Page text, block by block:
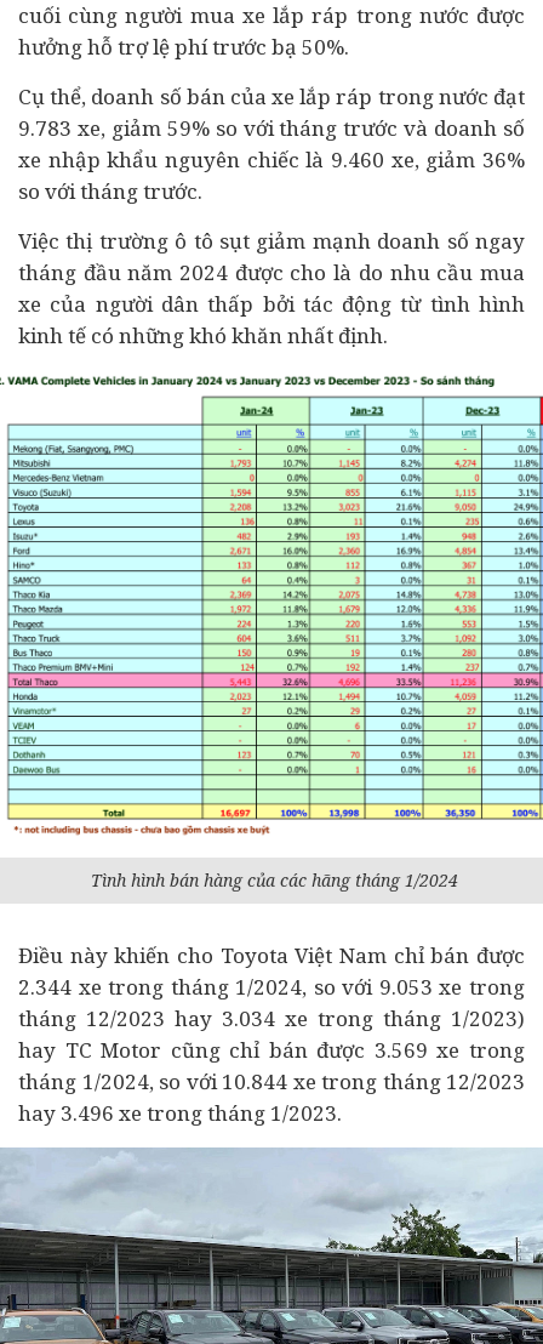
cuối cùng người mua xe lắp ráp trong nước được
hưởng hỗ trợ lệ phí trước bạ 50%.
Cụ thể, doanh số bán của xe lắp ráp trong nước đạt
9.783 xe, giảm 59% so với tháng trước và doanh số
xe nhập khẩu nguyên chiếc là 9.460 xe, giảm 36%
so với tháng trước.
Việc thị trường ô tô sụt giảm mạnh doanh số ngay
tháng đầu năm 2024 được cho là do nhu cầu mua
xe của người dân thấp bởi tác động từ tình hình
kinh tế có những khó khăn nhất định.
Tình hình bán hàng của các hãng tháng 1/2024
Điều này khiến cho Toyota Việt Nam chỉ bán được
2.344 xe trong tháng 1/2024, so với 9.053 xe trong
tháng 12/2023 hay 3.034 xe trong tháng 1/2023)
hay TC Motor cũng chỉ bán được 3.569 xe trong
tháng 1/2024, so với 10.844 xe trong tháng 12/2023
hay 3.496 xe trong tháng 1/2023.